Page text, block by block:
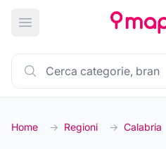
Apri menu principale
Home → Regioni → Calabria